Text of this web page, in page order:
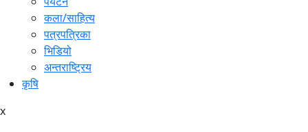
कला/साहित्य
पत्रपत्रिका
भिडियो
अन्तराष्ट्रिय
कृषि
x